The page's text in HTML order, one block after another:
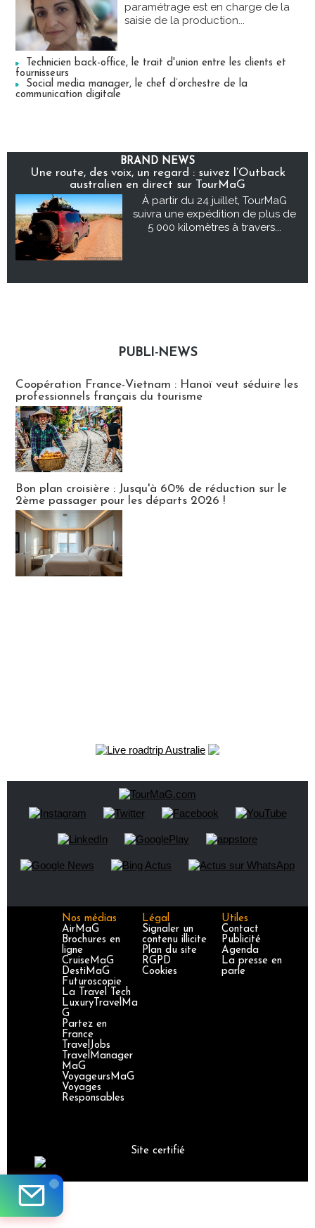
paramétrage est en charge de la
saisie de la production...
Technicien back-office, le trait d'union entre les clients et
fournisseurs
Social media manager, le chef d’orchestre de la
communication digitale
BRAND NEWS
Une route, des voix, un regard : suivez l’Outback
australien en direct sur TourMaG
À partir du 24 juillet, TourMaG
suivra une expédition de plus de
5 000 kilomètres à travers...
PUBLI-NEWS
Coopération France-Vietnam : Hanoï veut séduire les
professionnels français du tourisme
Bon plan croisière : Jusqu'à 60% de réduction sur le
2ème passager pour les départs 2026 !
Nos médias
AirMaG
Brochures en
ligne
CruiseMaG
DestiMaG
Futuroscopie
La Travel Tech
LuxuryTravelMa
G
Partez en
France
TravelJobs
TravelManager
MaG
VoyageursMaG
Voyages
Responsables
Légal
Signaler un
contenu illicite
Plan du site
RGPD
Cookies
Utiles
Contact
Publicité
Agenda
La presse en
parle
Site certifié